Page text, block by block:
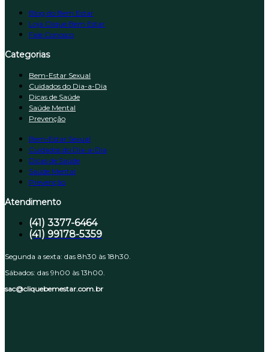
Blog do Bem Estar
Loja Clique Bem Estar
Fale Conosco
Categorias
Bem-Estar Sexual
Cuidados do Dia-a-Dia
Dicas de Saúde
Saúde Mental
Prevenção
Bem-Estar Sexual
Cuidados do Dia-a-Dia
Dicas de Saúde
Saúde Mental
Prevenção
Atendimento
(41) 3377-6464
(41) 99178-5359
Segunda a sexta: das 8h30 às 18h30.
Sábados: das 9h00 às 13h00.
sac@cliquebemestar.com.br